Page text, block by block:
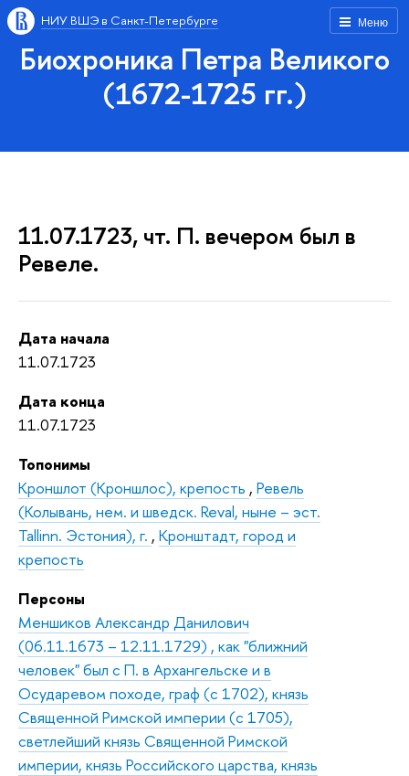
Меню
НИУ ВШЭ в Санкт-Петербурге
Биохроника Петра Великого
(1672-1725 гг.)
11.07.1723, чт. П. вечером был в
Ревеле.
Дата начала
11.07.1723
Дата конца
11.07.1723
Топонимы
Кроншлот (Кроншлос), крепость , Ревель
(Колывань, нем. и шведск. Reval, ныне – эст.
Tallinn. Эстония), г. , Кронштадт, город и
крепость
Персоны
Меншиков Александр Данилович
(06.11.1673 – 12.11.1729) , как "ближний
человек" был с П. в Архангельске и в
Осударевом походе, граф (с 1702), князь
Священной Римской империи (с 1705),
светлейший князь Священной Римской
империи, князь Российского царства, князь